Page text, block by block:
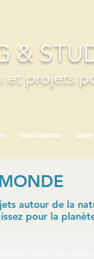
&
et projets
Réalisations
autour de la
pour la